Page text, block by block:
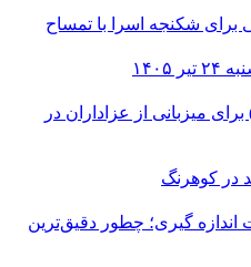
شکنجه اسرا با تمساح
میزبانی از عزاداران در
در کوهرنگ
اندازه گیری؛ چطور دقیق‌ترین